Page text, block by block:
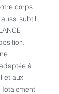
corps
subtil
à
et aux